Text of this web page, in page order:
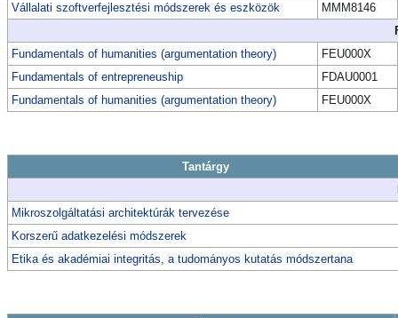
Vállalati szoftverfejlesztési módszerek és eszközök
MMM8146
Fundamentals of humanities (argumentation theory)
FEU000X
Fundamentals of entrepreneuship
FDAU0001
Fundamentals of humanities (argumentation theory)
FEU000X
Tantárgy
Mikroszolgáltatási architektúrák tervezése
Korszerű adatkezelési módszerek
Etika és akadémiai integritás, a tudományos kutatás módszertana